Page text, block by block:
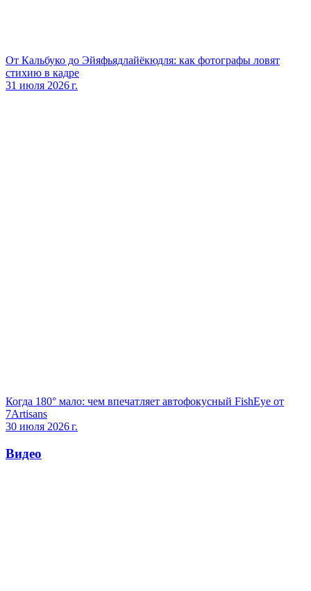
От Кальбуко до Эйяфьядлайёкюдля: как фотографы ловят
стихию в кадре
31 июля 2026 г.
Когда 180° мало: чем впечатляет автофокусный FishEye от
7Artisans
30 июля 2026 г.
Видео